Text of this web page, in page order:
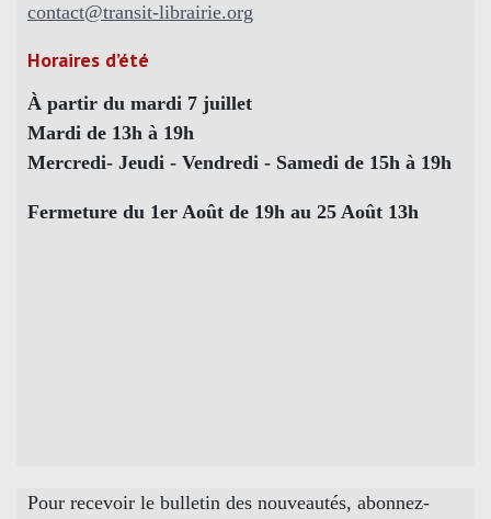
contact@transit-librairie.org
Horaires d’été
À partir du mardi 7 juillet
Mardi de 13h à 19h
Mercredi- Jeudi - Vendredi - Samedi de 15h à 19h
Fermeture du 1er Août de 19h au 25 Août 13h
Pour recevoir le bulletin des nouveautés, abonnez-